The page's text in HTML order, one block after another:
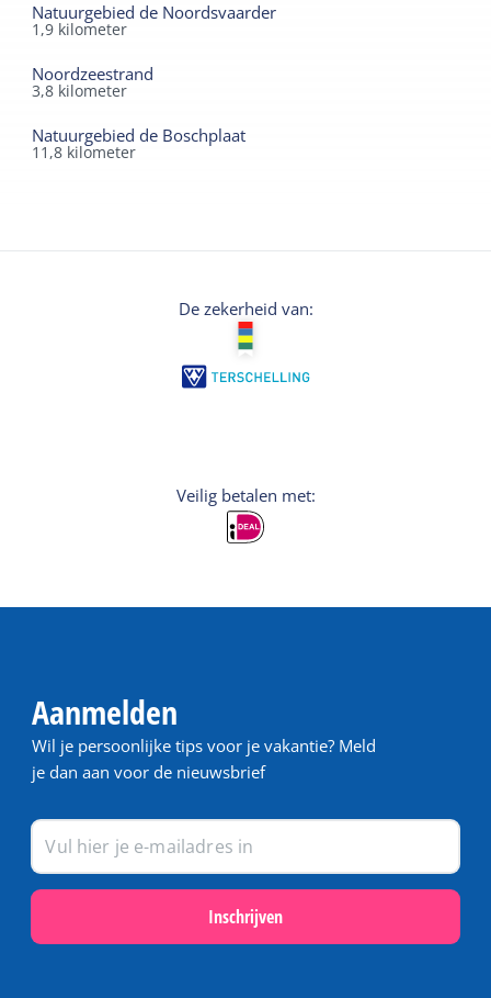
Natuurgebied de Noordsvaarder
1,9 kilometer
Noordzeestrand
3,8 kilometer
Natuurgebied de Boschplaat
11,8 kilometer
De zekerheid van:
Veilig betalen met:
Aanmelden
Wil je persoonlijke tips voor je vakantie? Meld
je dan aan voor de nieuwsbrief
Inschrijven